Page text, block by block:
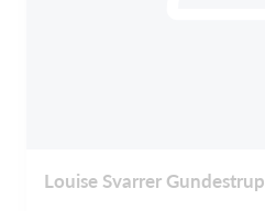
Louise Svarrer Gundestrup